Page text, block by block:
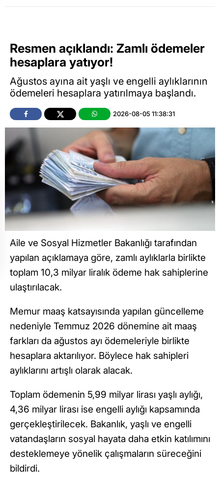
Resmen açıklandı: Zamlı ödemeler
hesaplara yatıyor!
Ağustos ayına ait yaşlı ve engelli aylıklarının
ödemeleri hesaplara yatırılmaya başlandı.
2026-08-05 11:38:31
Aile ve Sosyal Hizmetler Bakanlığı tarafından
yapılan açıklamaya göre, zamlı aylıklarla birlikte
toplam 10,3 milyar liralık ödeme hak sahiplerine
ulaştırılacak.
Memur maaş katsayısında yapılan güncelleme
nedeniyle Temmuz 2026 dönemine ait maaş
farkları da ağustos ayı ödemeleriyle birlikte
hesaplara aktarılıyor. Böylece hak sahipleri
aylıklarını artışlı olarak alacak.
Toplam ödemenin 5,99 milyar lirası yaşlı aylığı,
4,36 milyar lirası ise engelli aylığı kapsamında
gerçekleştirilecek. Bakanlık, yaşlı ve engelli
vatandaşların sosyal hayata daha etkin katılımını
desteklemeye yönelik çalışmaların süreceğini
bildirdi.